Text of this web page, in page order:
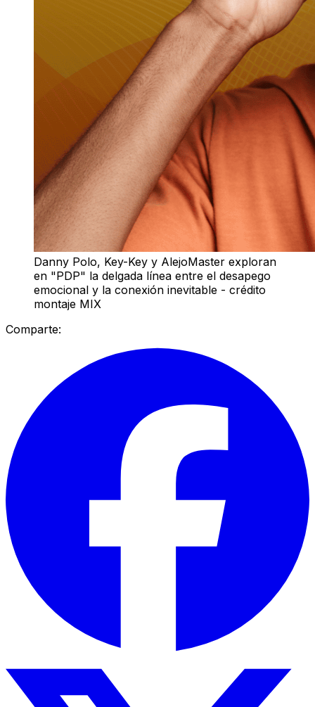
Danny Polo, Key-Key y AlejoMaster exploran
en "PDP" la delgada línea entre el desapego
emocional y la conexión inevitable - crédito
montaje MIX
Comparte: